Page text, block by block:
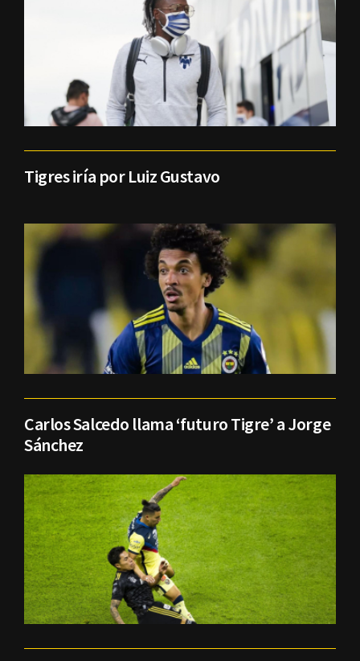
Tigres iría por Luiz Gustavo
Carlos Salcedo llama ‘futuro Tigre’ a Jorge
Sánchez